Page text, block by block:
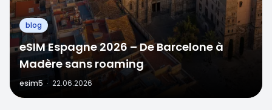
blog
eSIM Espagne 2026 – De Barcelone à
Madère sans roaming
esim5 · 22.06.2026